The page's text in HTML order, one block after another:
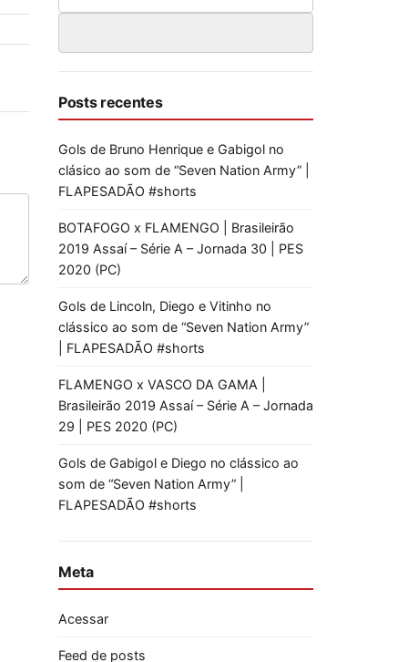
Posts recentes
Gols de Bruno Henrique e Gabigol no
clásico ao som de “Seven Nation Army” |
FLAPESADÃO #shorts
BOTAFOGO x FLAMENGO | Brasileirão
2019 Assaí – Série A – Jornada 30 | PES
2020 (PC)
Gols de Lincoln, Diego e Vitinho no
clássico ao som de “Seven Nation Army”
| FLAPESADÃO #shorts
FLAMENGO x VASCO DA GAMA |
Brasileirão 2019 Assaí – Série A – Jornada
29 | PES 2020 (PC)
Gols de Gabigol e Diego no clássico ao
som de “Seven Nation Army” |
FLAPESADÃO #shorts
Meta
Acessar
Feed de posts